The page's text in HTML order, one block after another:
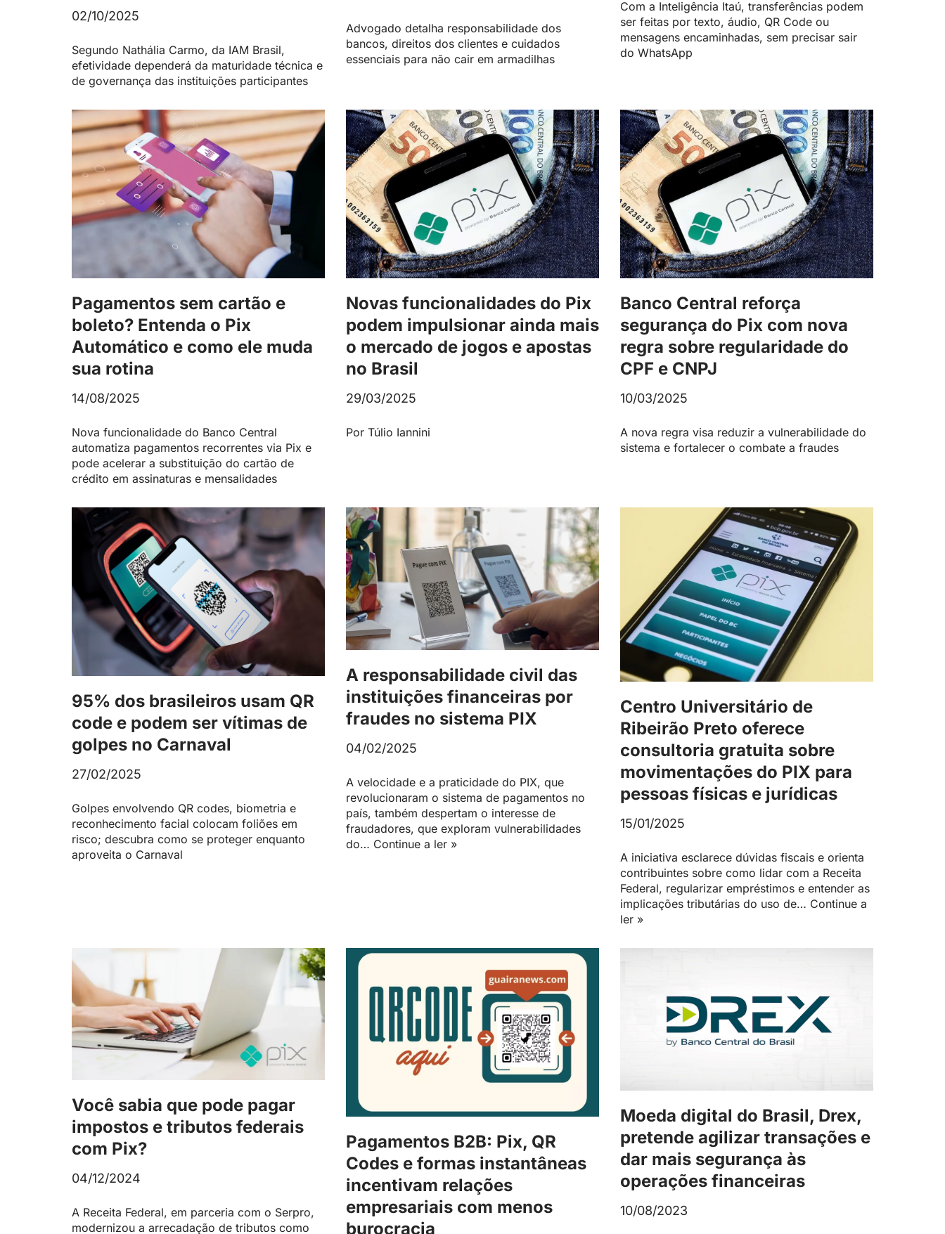
02/10/2025
Segundo Nathália Carmo, da IAM Brasil,
efetividade dependerá da maturidade técnica e
de governança das instituições participantes
Advogado detalha responsabilidade dos
bancos, direitos dos clientes e cuidados
essenciais para não cair em armadilhas
Com a Inteligência Itaú, transferências podem
ser feitas por texto, áudio, QR Code ou
mensagens encaminhadas, sem precisar sair
do WhatsApp
Pagamentos sem cartão e
boleto? Entenda o Pix
Automático e como ele muda
sua rotina
14/08/2025
Nova funcionalidade do Banco Central
automatiza pagamentos recorrentes via Pix e
pode acelerar a substituição do cartão de
crédito em assinaturas e mensalidades
Novas funcionalidades do Pix
podem impulsionar ainda mais
o mercado de jogos e apostas
no Brasil
29/03/2025
Por Túlio Iannini
Banco Central reforça
segurança do Pix com nova
regra sobre regularidade do
CPF e CNPJ
10/03/2025
A nova regra visa reduzir a vulnerabilidade do
sistema e fortalecer o combate a fraudes
95% dos brasileiros usam QR
code e podem ser vítimas de
golpes no Carnaval
27/02/2025
Golpes envolvendo QR codes, biometria e
reconhecimento facial colocam foliões em
risco; descubra como se proteger enquanto
aproveita o Carnaval
A responsabilidade civil das
instituições financeiras por
fraudes no sistema PIX
04/02/2025
A velocidade e a praticidade do PIX, que
revolucionaram o sistema de pagamentos no
país, também despertam o interesse de
fraudadores, que exploram vulnerabilidades
do… Continue a ler »
Centro Universitário de
Ribeirão Preto oferece
consultoria gratuita sobre
movimentações do PIX para
pessoas físicas e jurídicas
15/01/2025
A iniciativa esclarece dúvidas fiscais e orienta
contribuintes sobre como lidar com a Receita
Federal, regularizar empréstimos e entender as
implicações tributárias do uso de… Continue a
ler »
Você sabia que pode pagar
impostos e tributos federais
com Pix?
04/12/2024
A Receita Federal, em parceria com o Serpro,
modernizou a arrecadação de tributos como
Pagamentos B2B: Pix, QR
Codes e formas instantâneas
incentivam relações
empresariais com menos
burocracia
Moeda digital do Brasil, Drex,
pretende agilizar transações e
dar mais segurança às
operações financeiras
10/08/2023